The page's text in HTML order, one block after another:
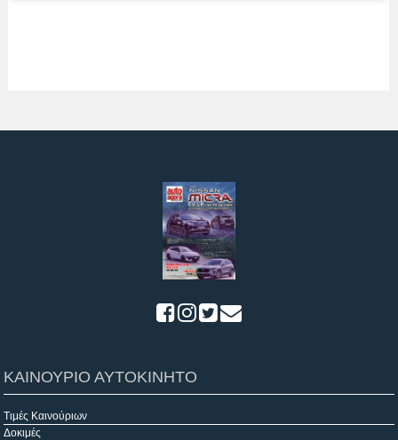
ΚΑΙΝΟΥΡΙΟ ΑΥΤΟΚΙΝΗΤΟ
Τιμές Καινούριων
Δοκιμές